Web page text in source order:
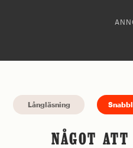
Långläsning
NÅGOT